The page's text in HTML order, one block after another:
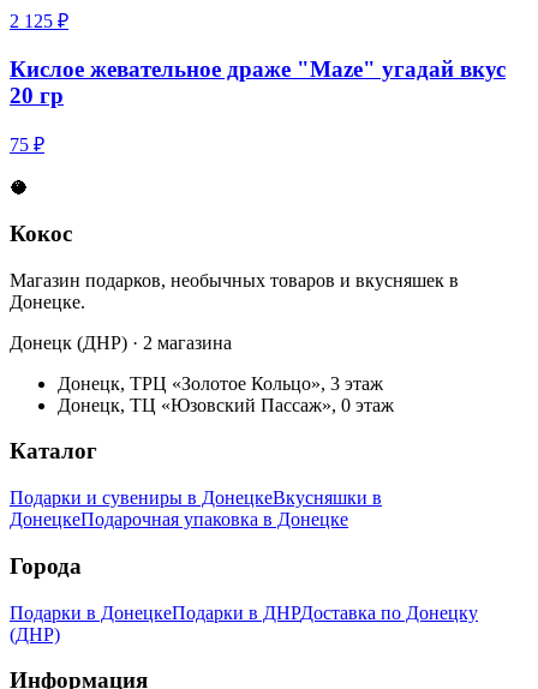
2 125 ₽
Кислое жевательное драже "Maze" угадай вкус
20 гр
75 ₽
🥥
Кокос
Магазин подарков, необычных товаров и вкусняшек в
Донецке.
Донецк (ДНР) · 2 магазина
Донецк, ТРЦ «Золотое Кольцо», 3 этаж
Донецк, ТЦ «Юзовский Пассаж», 0 этаж
Каталог
Подарки и сувениры в ДонецкеВкусняшки в
ДонецкеПодарочная упаковка в Донецке
Города
Подарки в ДонецкеПодарки в ДНРДоставка по Донецку
(ДНР)
Информация